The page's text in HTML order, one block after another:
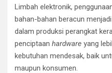
Limbah elektronik,
bahan-bahan beracun
dalam produksi perangkat
penciptaan hardware yang
kebutuhan mendesak, baik
maupun konsumen.